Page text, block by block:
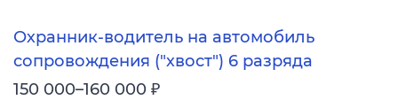
Охранник-водитель на автомобиль
сопровождения ("хвост") 6 разряда
150 000–160 000 ₽